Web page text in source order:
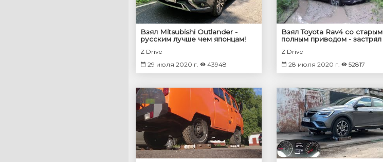
Взял Mitsubishi Outlander -
русским лучше чем японцам!
Yandex auto 2020
Z Drive
29 июля 2020 г.
43948
Взял Toyota Rav4 со старым
полным приводом - застрял
один в лесу! Что делать?
Z Drive
28 июля 2020 г.
52817